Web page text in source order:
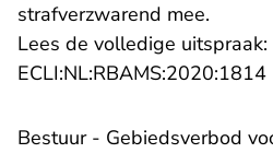
strafverzwarend mee.
Lees de volledige uitspraak:
ECLI:NL:RBAMS:2020:1814
Bestuur - Gebiedsverbod